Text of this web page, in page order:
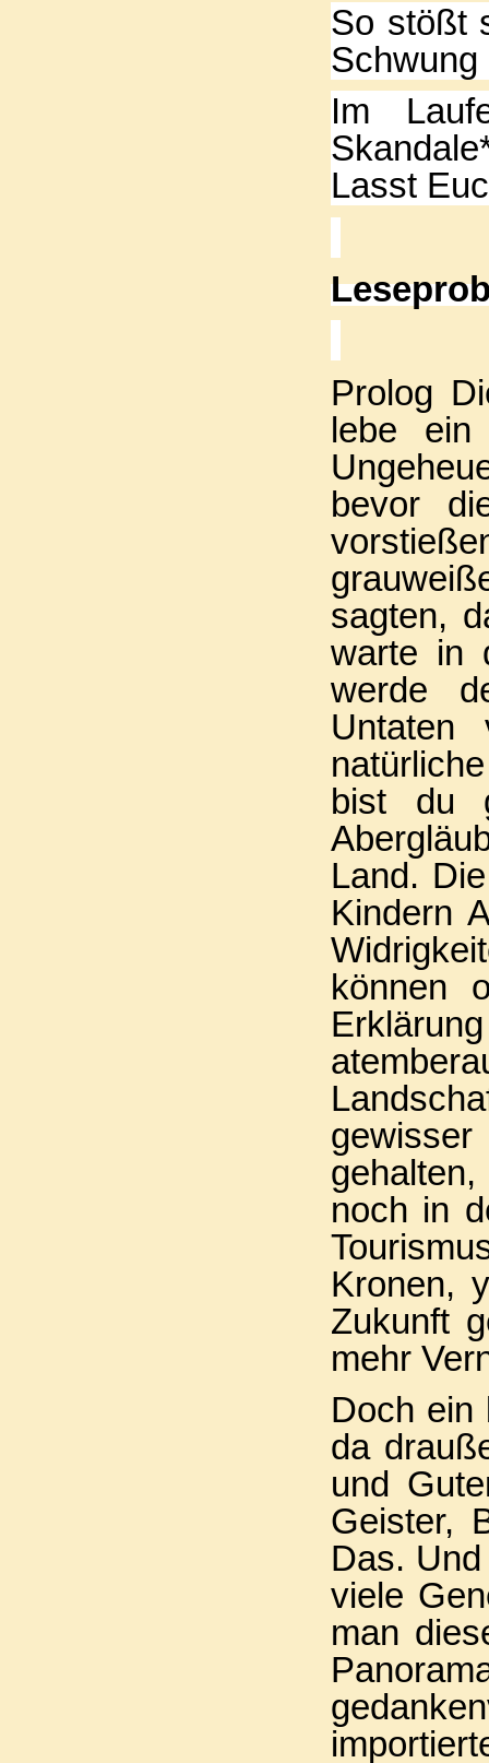
So stößt
Schwung
Im
Lasst
Prolog
lebe ein
bevor
sagten,
warte in
werde
bist du
Land.
Kindern
können
noch in
Kronen,
Zukunft
mehr
Doch ein
da
und
Geister,
Das.
viele
man